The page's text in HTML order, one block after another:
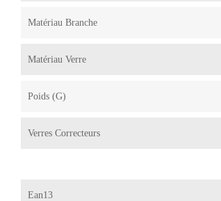
Matériau Branche
Matériau Verre
Poids (g)
Verres Correcteurs
Ean13